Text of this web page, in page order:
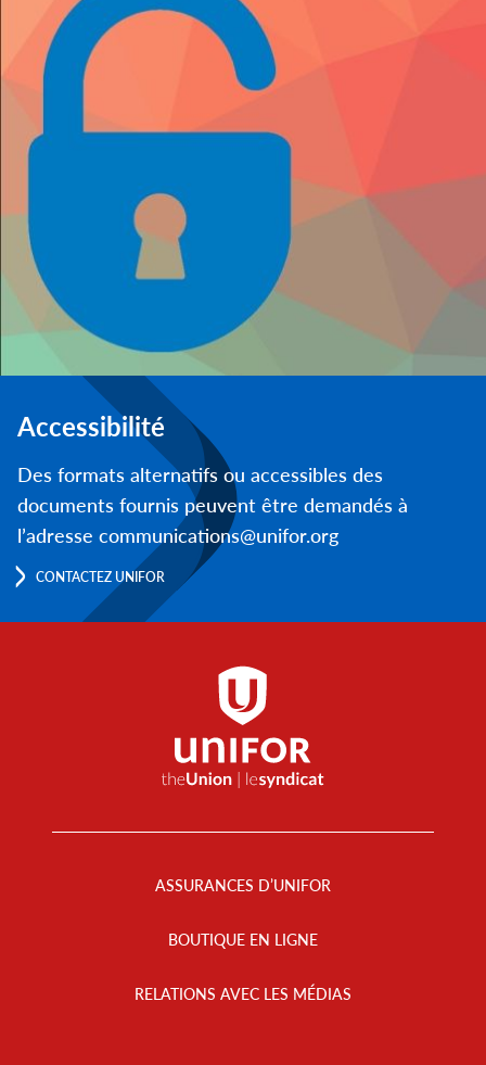
Accessibilité
Des formats alternatifs ou accessibles des
documents fournis peuvent être demandés à
l’adresse communications@unifor.org
CONTACTEZ UNIFOR
ASSURANCES D’UNIFOR
BOUTIQUE EN LIGNE
RELATIONS AVEC LES MÉDIAS